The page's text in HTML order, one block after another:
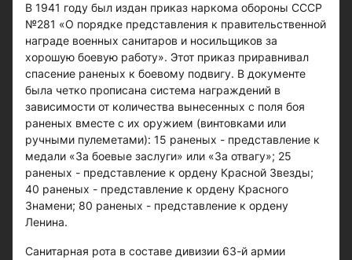
В 1941 году был издан приказ наркома обороны СССР
№281 «О порядке представления к правительственной
награде военных санитаров и носильщиков за
хорошую боевую работу». Этот приказ приравнивал
спасение раненых к боевому подвигу. В документе
была четко прописана система награждений в
зависимости от количества вынесенных с поля боя
раненых вместе с их оружием (винтовками или
ручными пулеметами): 15 раненых - представление к
медали «За боевые заслуги» или «За отвагу»; 25
раненых - представление к ордену Красной Звезды;
40 раненых - представление к ордену Красного
Знамени; 80 раненых - представление к ордену
Ленина.
Санитарная рота в составе дивизии 63-й армии